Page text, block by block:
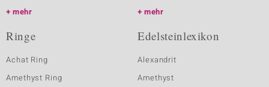
mehr
mehr
Ringe
Achat Ring
Amethyst Ring
Edelsteinlexikon
Alexandrit
Amethyst